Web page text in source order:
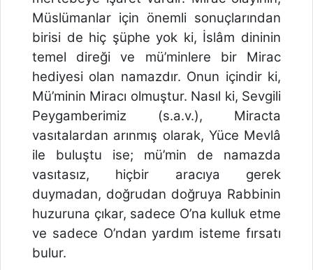
Müslümanlar için önemli sonuçlarından
birisi de hiç şüphe yok ki, İslâm dininin
temel direği ve mü’minlere bir Mirac
hediyesi olan namazdır. Onun içindir ki,
Mü’minin Miracı olmuştur. Nasıl ki, Sevgili
Peygamberimiz (s.a.v.), Miracta
vasıtalardan arınmış olarak, Yüce Mevlâ
ile buluştu ise; mü’min de namazda
vasıtasız, hiçbir aracıya gerek
duymadan, doğrudan doğruya Rabbinin
huzuruna çıkar, sadece O’na kulluk etme
ve sadece O’ndan yardım isteme fırsatı
bulur.